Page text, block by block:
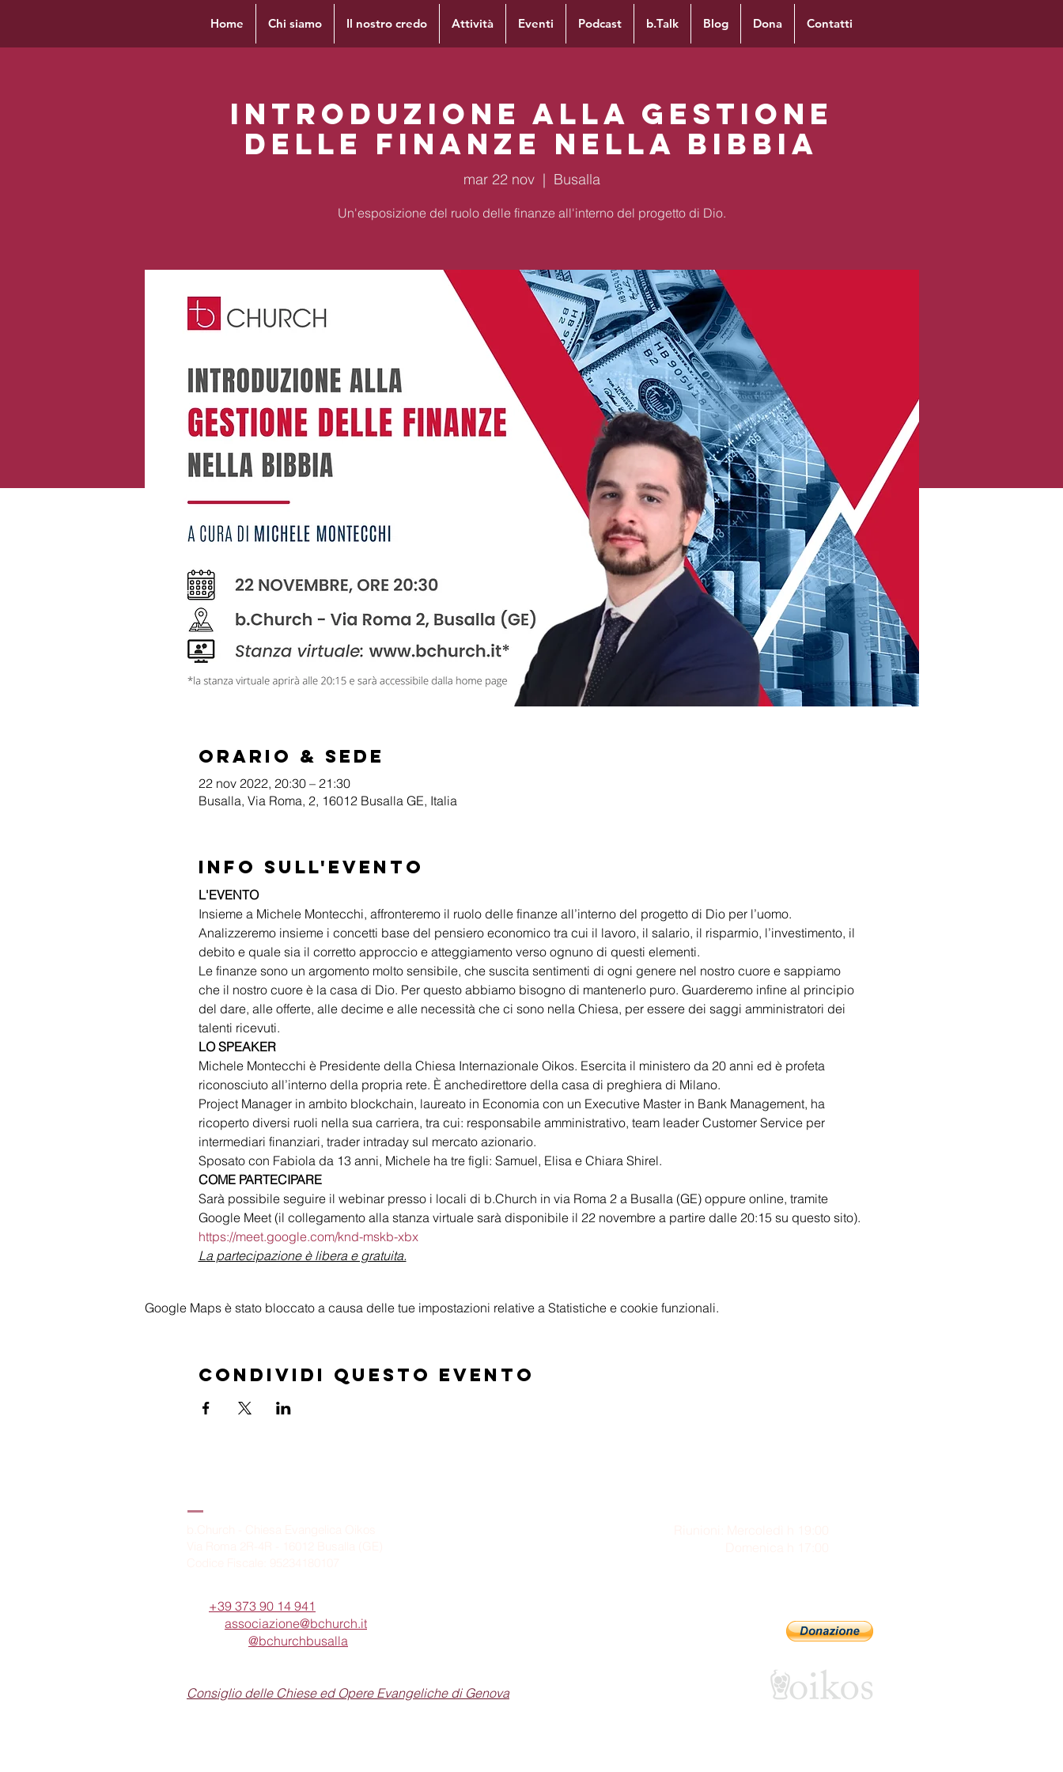
Home Chi siamo Il nostro credo Attività Eventi Podcast b.Talk Blog Dona Contatti
Introduzione alla gestione
delle finanze nella Bibbia
mar 22 nov
  |
Busalla
Un'esposizione del ruolo delle finanze all'interno del progetto di Dio.
Orario & Sede
22 nov 2022, 20:30 – 21:30
Busalla, Via Roma, 2, 16012 Busalla GE, Italia
Info sull'evento
L'EVENTO
Insieme a Michele Montecchi, affronteremo il ruolo delle finanze all’interno del progetto di Dio per l’uomo.
Analizzeremo insieme i concetti base del pensiero economico tra cui il lavoro, il salario, il risparmio, l’investimento, il
debito e quale sia il corretto approccio e atteggiamento verso ognuno di questi elementi.
Le finanze sono un argomento molto sensibile, che suscita sentimenti di ogni genere nel nostro cuore e sappiamo
che il nostro cuore è la casa di Dio. Per questo abbiamo bisogno di mantenerlo puro. Guarderemo infine al principio
del dare, alle offerte, alle decime e alle necessità che ci sono nella Chiesa, per essere dei saggi amministratori dei
talenti ricevuti.
LO SPEAKER
Michele Montecchi è Presidente della Chiesa Internazionale Oikos. Esercita il ministero da 20 anni ed è profeta
riconosciuto all’interno della propria rete. È anchedirettore della casa di preghiera di Milano.
Project Manager in ambito blockchain, laureato in Economia con un Executive Master in Bank Management, ha
ricoperto diversi ruoli nella sua carriera, tra cui: responsabile amministrativo, team leader Customer Service per
intermediari finanziari, trader intraday sul mercato azionario.
Sposato con Fabiola da 13 anni, Michele ha tre figli: Samuel, Elisa e Chiara Shirel.
COME PARTECIPARE
Sarà possibile seguire il webinar presso i locali di b.Church in via Roma 2 a Busalla (GE) oppure online, tramite
Google Meet (il collegamento alla stanza virtuale sarà disponibile il 22 novembre a partire dalle 20:15 su questo sito).
https://meet.google.com/knd-mskb-xbx
La partecipazione è libera e gratuita.
Google Maps è stato bloccato a causa delle tue impostazioni relative a Statistiche e cookie funzionali.
Condividi questo evento
+39 373 90 14 941
associazione@bchurch.it
@bchurchbusalla
Consiglio delle Chiese ed Opere Evangeliche di Genova